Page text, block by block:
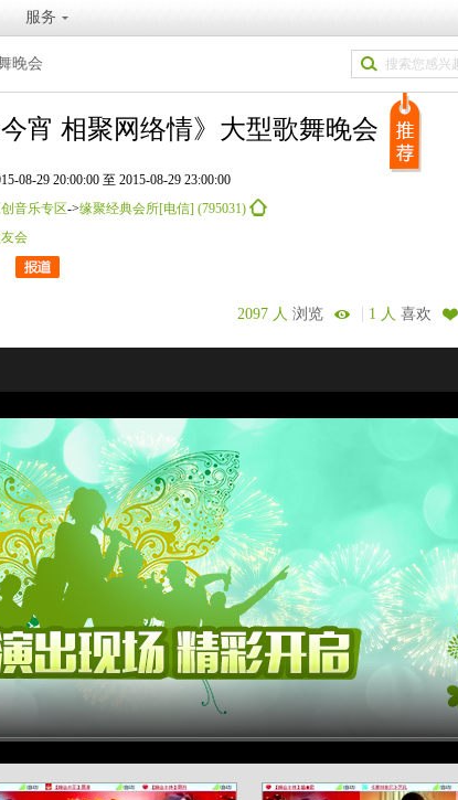
服务
晚会
今宵 相聚网络情》大型歌舞晚会
08-29 20:00:00 至 2015-08-29 23:00:00
音乐专区->缘聚经典会所[电信] (795031)
会
2097 人 浏览 | 1 人 喜欢